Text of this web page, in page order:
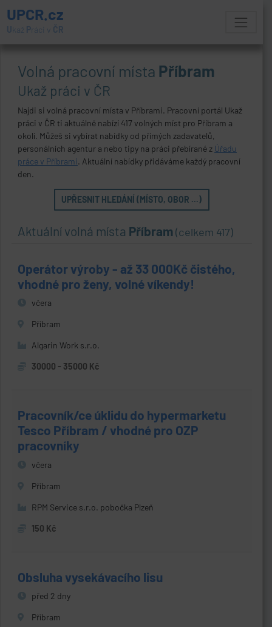
UPCR.cz
U kaž Práci v ČR
Volná pracovní místa Příbram
Ukaž práci v ČR
Najdi si volná pracovní místa v Příbrami. Pracovní portál Ukaž
práci v ČR ti aktuálně nabízí 417 volných míst pro Příbram a
okolí. Můžeš si vybírat nabídky od přímých zadavatelů,
personálních agentur a nebo tipy na práci přebírané z Úřadu
práce v Příbrami. Aktuální nabídky přidáváme každý pracovní
den.
UPŘESNIT HLEDÁNÍ (MÍSTO, OBOR ...)
Aktuální volná místa Příbram (celkem 417)
Operátor výroby - až 33 000Kč čistého,
vhodné pro ženy, volné víkendy!
včera
Příbram
Algarin Work s.r.o.
30000 - 35000 Kč
Pracovník/ce úklidu do hypermarketu
Tesco Příbram / vhodné pro OZP
pracovníky
včera
Příbram
RPM Service s.r.o. pobočka Plzeň
150 Kč
Obsluha vysekávacího lisu
před 2 dny
Příbram